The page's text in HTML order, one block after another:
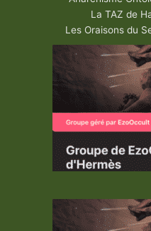
La TAZ de
Les Oraisons du